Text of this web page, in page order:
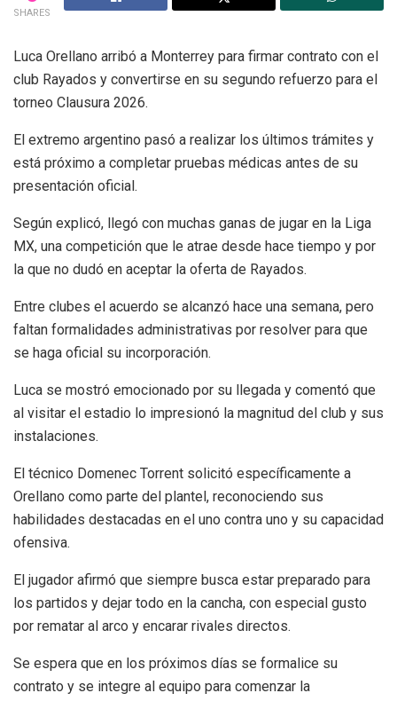
SHARES
Luca Orellano arribó a Monterrey para firmar contrato con el
club Rayados y convertirse en su segundo refuerzo para el
torneo Clausura 2026.
El extremo argentino pasó a realizar los últimos trámites y
está próximo a completar pruebas médicas antes de su
presentación oficial.
Según explicó, llegó con muchas ganas de jugar en la Liga
MX, una competición que le atrae desde hace tiempo y por
la que no dudó en aceptar la oferta de Rayados.
Entre clubes el acuerdo se alcanzó hace una semana, pero
faltan formalidades administrativas por resolver para que
se haga oficial su incorporación.
Luca se mostró emocionado por su llegada y comentó que
al visitar el estadio lo impresionó la magnitud del club y sus
instalaciones.
El técnico Domenec Torrent solicitó específicamente a
Orellano como parte del plantel, reconociendo sus
habilidades destacadas en el uno contra uno y su capacidad
ofensiva.
El jugador afirmó que siempre busca estar preparado para
los partidos y dejar todo en la cancha, con especial gusto
por rematar al arco y encarar rivales directos.
Se espera que en los próximos días se formalice su
contrato y se integre al equipo para comenzar la